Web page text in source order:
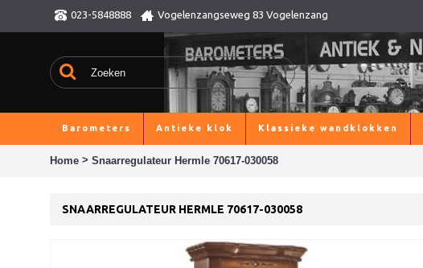
023-5848888 Vogelenzangseweg 83 Vogelenzang
Barometers Antieke klok Klassieke wandklokken
Home > Snaarregulateur Hermle 70617-030058
SNAARREGULATEUR HERMLE 70617-030058